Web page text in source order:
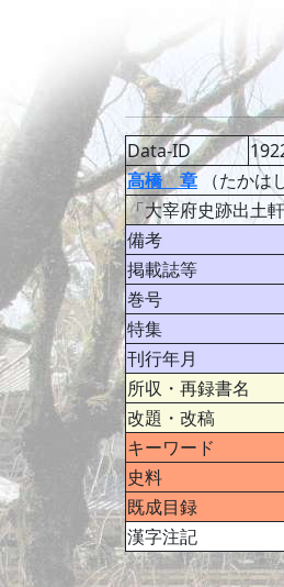
Data-ID
高橋 章 （たかは
「大宰府史跡出土
備考
掲載誌等
巻号
特集
刊行年月
所収・再録書名
改題・改稿
キーワード
史料
既成目録
漢字注記